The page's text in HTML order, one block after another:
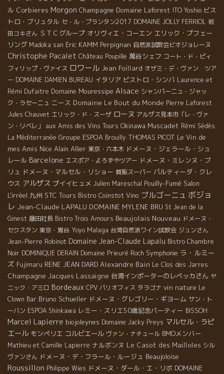
ル Corbieres Morgon Champagne Domaine Laforest ITO Yoshio ビス
トロ・ブリュタル セ・ル・プランタン2017 DOMAINE JOLLY FERRIOL 岩
田コキさん ＳＴＣグループ オリヴィエ・コーエン エリック・プフェー
リング Madoka san Eric KAMM Perpignan 自然派試飲会ビオジョレーヌ
Christophe Pacalet Château Poupille 萬谷シェフ コート・ド・ピィ
フィリップ・ヴァイス ロワール Jean Foillard オザミ・デ・ヴァン ツア
ー DOMAINE DAMIEN BUREAU イタリア ビストロ・シンバ Laurence et
Rémi Dufaitre Domaine Mouressipe Alsace シャンパーニュ・ジャッ
ク・ラセーニュ ニース Domaine Le Bout du Monde Pierre Laforest
Jules Chauvet エリック・ド・スーザ ローヌ アルザス見本市「レ・ヴァ
ン・リベレ」
aux Amis des Vins Tours Okinawa Muscadet Rémi Sédès
La Méditerranée Groupe ESPOA Brouilly THOMAS PICOT Le Vin de
mes Amis Nice Alain Allier 東京・六本木 ドメーヌ・ジェラール・シュ
レール Barcelone エスポア・よろずやツアー ドメーヌ・ミレンヌ・ブ
リュ ドメーヌ・マルセル・リショー 質販スーパー パルティーダ・クレ
ウス アルザス プイイヒュメ Julien Mareschal Pouilly-Fumé Salon
L'irréel 九州 STC Tours Bistro Coinstot Vino ブルゴーニュ ボジョ
レ Jean-Claude LAPALU DOMAINE MYLENE BRU St Jean de la
Ginest 藤田社長 Bistro Trois Amours Beaujolais Nouveau ドメーヌ・
セクスタン 東京・鴬谷 Yoyo Malaga 台湾自然派ワイン試飲会 ジュンさん
Jean-Pierre Robinot Domaine Jean-Claude Lapalu Bistro Chambre
Noir DOMINIQUE DERAIN Domaine Prieuré Roch Symphonie ラ・ルミー
ズ Fujimaru RENE JEAN DARD Alexandre Bain Le Clos des Jarres
Champagne Jacques Lassaigne 台湾インポーターのレベッカさん ヤ
ニック・アミロ Bordeaux CPV パリオフィス タラゴナ vin nature Le
Clown Bar Bruno Schueller ドメーヌ・グレゴリー・ギヨーム サン・ト
ーバン ESPOA Shinkawa レミー・スリエ50歳記念パーティー BISSOH
Marcel Lapierre biojoleynes Domaine Jacky Preys マルセル・ラピ
エール モンペリエ コルビエール ヴァン・ナチュール BMOメンバー
Mathieu et Camille Lapierre ナルボンヌ Le Casot des Mailloles シル
ヴァンさん ドメーヌ・デ・フラール・ルージュ Beaujoloise
Roussillon Philippe Wies ドメーヌ・ダール・エ・リボ DOMAINE